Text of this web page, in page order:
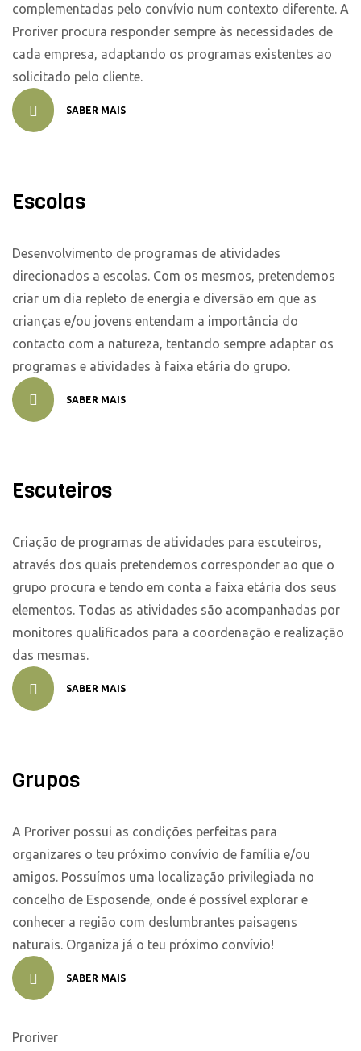
complementadas pelo convívio num contexto diferente. A
Proriver procura responder sempre às necessidades de
cada empresa, adaptando os programas existentes ao
solicitado pelo cliente.
SABER MAIS
Escolas
Desenvolvimento de programas de atividades
direcionados a escolas. Com os mesmos, pretendemos
criar um dia repleto de energia e diversão em que as
crianças e/ou jovens entendam a importância do
contacto com a natureza, tentando sempre adaptar os
programas e atividades à faixa etária do grupo.
SABER MAIS
Escuteiros
Criação de programas de atividades para escuteiros,
através dos quais pretendemos corresponder ao que o
grupo procura e tendo em conta a faixa etária dos seus
elementos. Todas as atividades são acompanhadas por
monitores qualificados para a coordenação e realização
das mesmas.
SABER MAIS
Grupos
A Proriver possui as condições perfeitas para
organizares o teu próximo convívio de família e/ou
amigos. Possuímos uma localização privilegiada no
concelho de Esposende, onde é possível explorar e
conhecer a região com deslumbrantes paisagens
naturais. Organiza já o teu próximo convívio!
SABER MAIS
Proriver